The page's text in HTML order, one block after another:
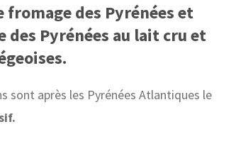
fromage des Pyrénées et
des Pyrénées au lait cru et
sont après les Pyrénées Atlantiques le